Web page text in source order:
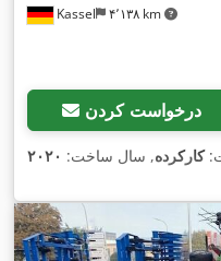
Kassel ۴٬۱۳۸ km
درخواست کردن
کارکرده, سال ساخت: ۲۰۲۰